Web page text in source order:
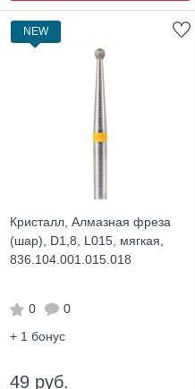
NEW
Кристалл, Алмазная фреза
(шар), D1,8, L015, мягкая,
836.104.001.015.018
0
0
+ 1 бонус
49 руб.